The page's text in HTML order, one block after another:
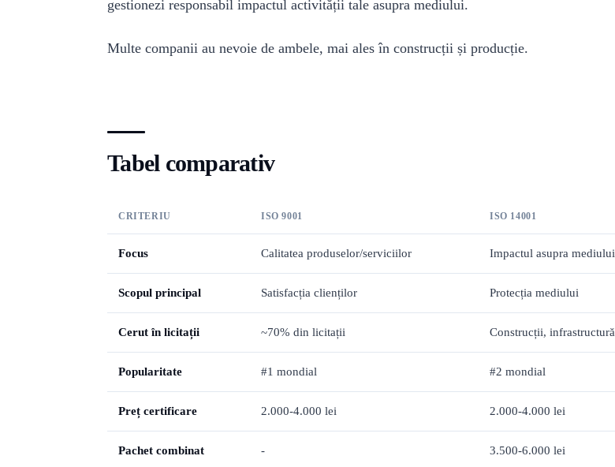
gestionezi responsabil impactul activității tale asupra mediului.
Multe companii au nevoie de ambele, mai ales în construcții și producție.
Tabel comparativ
CRITERIU ISO 9001 ISO 14001
Focus Calitatea produselor/serviciilor Impactul asupra mediului
Scopul principal Satisfacția clienților Protecția mediului
Cerut în licitații ~70% din licitații Construcții, infrastructură
Popularitate #1 mondial #2 mondial
Preț certificare 2.000-4.000 lei 2.000-4.000 lei
Pachet combinat - 3.500-6.000 lei